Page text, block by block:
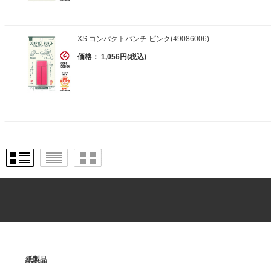
XS コンパクトパンチ ピンク(49086006)
価格： 1,056円(税込)
紙製品